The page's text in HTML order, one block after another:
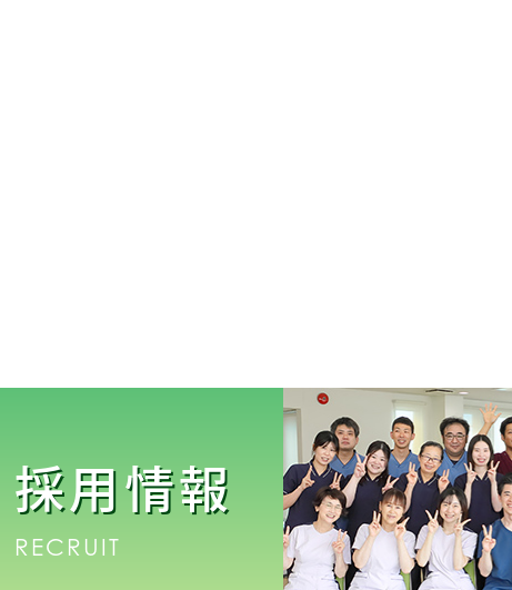
採用情報
RECRUIT